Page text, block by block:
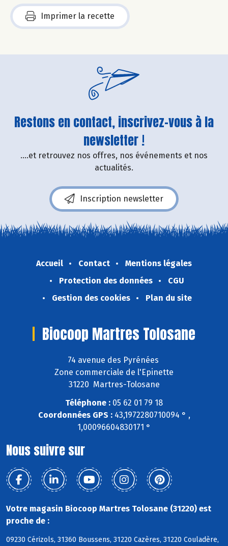
Imprimer la recette
Restons en contact, inscrivez-vous à la
newsletter !
....et retrouvez nos offres, nos événements et nos
actualités.
Inscription newsletter
Accueil Contact
Mentions légales
Protection des données
CGU
Gestion des cookies
Plan du site
Biocoop Martres Tolosane
74 avenue des Pyrénées
Zone commerciale de l'Epinette
31220 Martres-Tolosane
Téléphone : 05 62 01 79 18
Coordonnées GPS :43,1972280710094 ° ,
1,00096604830171 °
Nous suivre sur
Votre magasin Biocoop Martres Tolosane (31220) est
proche de :
09230 Cérizols, 31360 Boussens, 31220 Cazères, 31220 Couladère,